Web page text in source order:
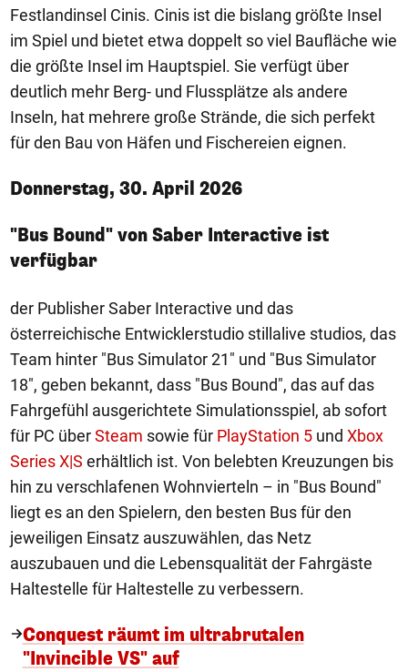
Festlandinsel Cinis. Cinis ist die bislang größte Insel
im Spiel und bietet etwa doppelt so viel Baufläche wie
die größte Insel im Hauptspiel. Sie verfügt über
deutlich mehr Berg- und Flussplätze als andere
Inseln, hat mehrere große Strände, die sich perfekt
für den Bau von Häfen und Fischereien eignen.
Donnerstag, 30. April 2026
"Bus Bound" von Saber Interactive ist
verfügbar
der Publisher Saber Interactive und das
österreichische Entwicklerstudio stillalive studios, das
Team hinter "Bus Simulator 21" und "Bus Simulator
18", geben bekannt, dass "Bus Bound", das auf das
Fahrgefühl ausgerichtete Simulationsspiel, ab sofort
für PC überSteam sowie für PlayStation 5 und Xbox
Series X|S erhältlich ist. Von belebten Kreuzungen bis
hin zu verschlafenen Wohnvierteln – in "Bus Bound"
liegt es an den Spielern, den besten Bus für den
jeweiligen Einsatz auszuwählen, das Netz
auszubauen und die Lebensqualität der Fahrgäste
Haltestelle für Haltestelle zu verbessern.
Conquest räumt im ultrabrutalen
"Invincible VS" auf